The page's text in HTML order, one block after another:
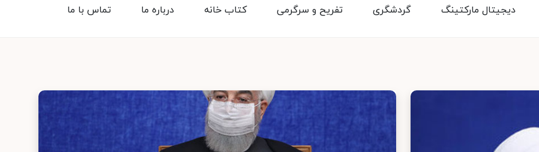
تماس با ما درباره ما کتاب خانه تفریح و سرگرمی گردشگری دیجیتال مارکتینگ